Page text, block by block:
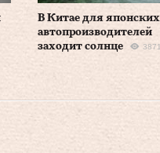
В Китае для японских
автопроизводителей
заходит солнце